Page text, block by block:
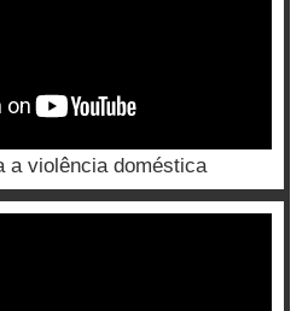
a violência doméstica